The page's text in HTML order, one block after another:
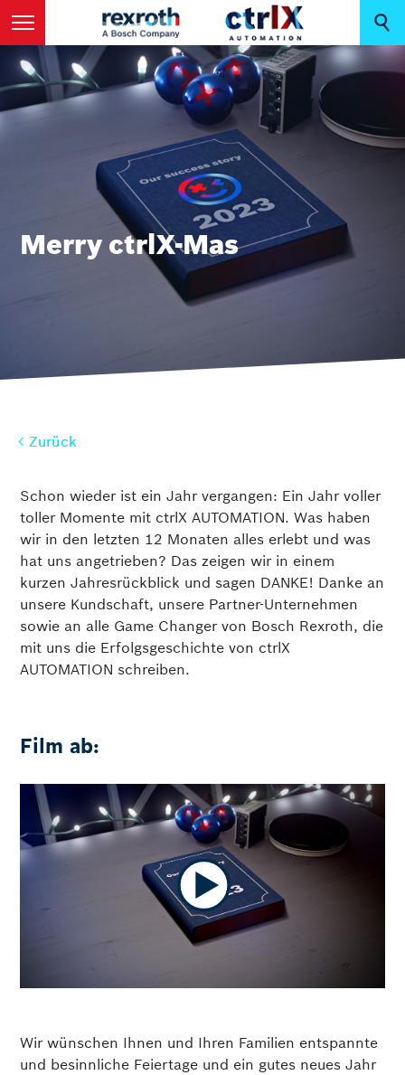
Zurück
Merry ctrlX-Mas
Schon wieder ist ein Jahr vergangen: Ein Jahr voller
toller Momente mit ctrlX AUTOMATION. Was haben
wir in den letzten 12 Monaten alles erlebt und was
hat uns angetrieben? Das zeigen wir in einem
kurzen Jahresrückblick und sagen DANKE! Danke an
unsere Kundschaft, unsere Partner-Unternehmen
sowie an alle Game Changer von Bosch Rexroth, die
mit uns die Erfolgsgeschichte von ctrlX
AUTOMATION schreiben.
Film ab:
Wir wünschen Ihnen und Ihren Familien entspannte
und besinnliche Feiertage und ein gutes neues Jahr
Zurück